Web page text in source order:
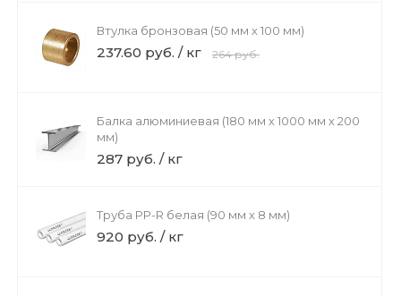
Втулка бронзовая (50 мм х 100 мм)
237.60 руб. / кг 264 руб.
Балка алюминиевая (180 мм х 1000 мм х 200
мм)
287 руб. / кг
Труба PP-R белая (90 мм х 8 мм)
920 руб. / кг